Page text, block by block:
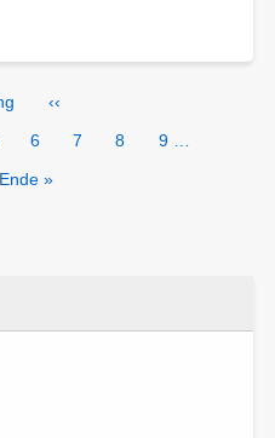
Vorherige
‹‹
Page
6 Page
7 Page
8 Page
9 …
Letzte
Ende »